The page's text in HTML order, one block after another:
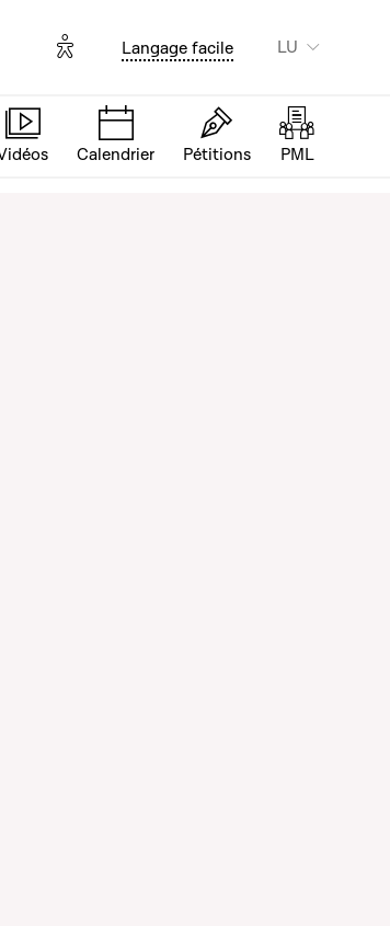
Options d'accessibilité
Langage facile LU
Calendrier Pétitions PML
: un nouveau lycée à Bonnevoie et une